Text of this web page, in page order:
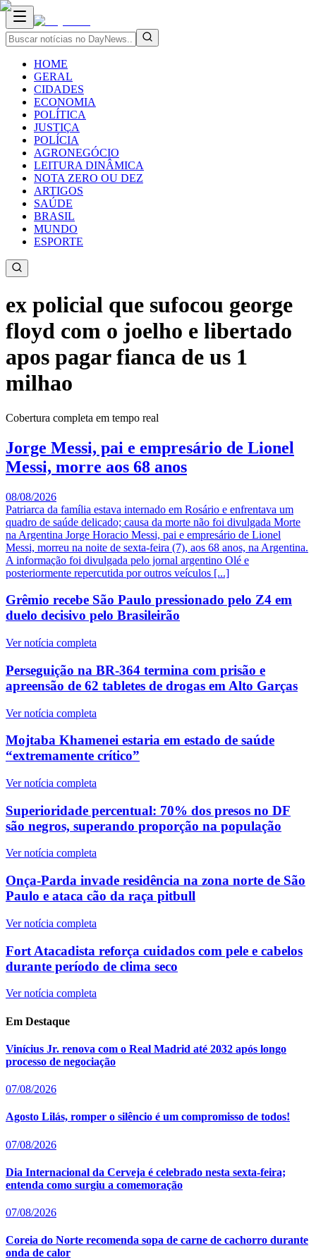
HOME
GERAL
CIDADES
ECONOMIA
POLÍTICA
JUSTIÇA
POLÍCIA
AGRONEGÓCIO
LEITURA DINÂMICA
NOTA ZERO OU DEZ
ARTIGOS
SAÚDE
BRASIL
MUNDO
ESPORTE
ex policial que sufocou george
floyd com o joelho e libertado
apos pagar fianca de us 1
milhao
Cobertura completa em tempo real
Jorge Messi, pai e empresário de Lionel
Messi, morre aos 68 anos
08/08/2026
Patriarca da família estava internado em Rosário e enfrentava um
quadro de saúde delicado; causa da morte não foi divulgada Morte
na Argentina Jorge Horacio Messi, pai e empresário de Lionel
Messi, morreu na noite de sexta-feira (7), aos 68 anos, na Argentina.
A informação foi divulgada pelo jornal argentino Olé e
posteriormente repercutida por outros veículos [...]
Grêmio recebe São Paulo pressionado pelo Z4 em
duelo decisivo pelo Brasileirão
Ver notícia completa
Perseguição na BR-364 termina com prisão e
apreensão de 62 tabletes de drogas em Alto Garças
Ver notícia completa
Mojtaba Khamenei estaria em estado de saúde
“extremamente crítico”
Ver notícia completa
Superioridade percentual: 70% dos presos no DF
são negros, superando proporção na população
Ver notícia completa
Onça-Parda invade residência na zona norte de São
Paulo e ataca cão da raça pitbull
Ver notícia completa
Fort Atacadista reforça cuidados com pele e cabelos
durante período de clima seco
Ver notícia completa
Em Destaque
Vinícius Jr. renova com o Real Madrid até 2032 após longo
processo de negociação
07/08/2026
Agosto Lilás, romper o silêncio é um compromisso de todos!
07/08/2026
Dia Internacional da Cerveja é celebrado nesta sexta-feira;
entenda como surgiu a comemoração
07/08/2026
Coreia do Norte recomenda sopa de carne de cachorro durante
onda de calor